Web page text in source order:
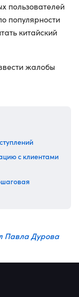
пользователей
популярности
китайский
жалобы
с клиентами
Павла Дурова